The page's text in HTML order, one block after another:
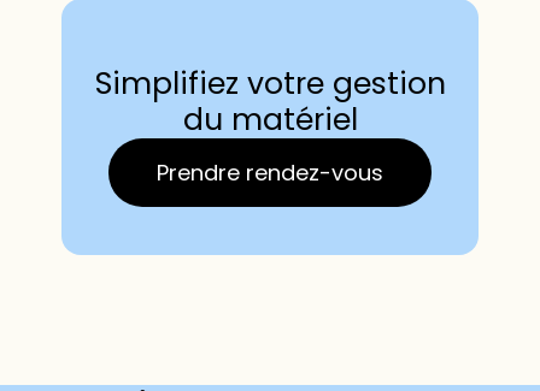
Simplifiez votre gestion
du matériel
Prendre rendez-vous